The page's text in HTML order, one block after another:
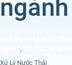
,
Xử Lý Nước Thải